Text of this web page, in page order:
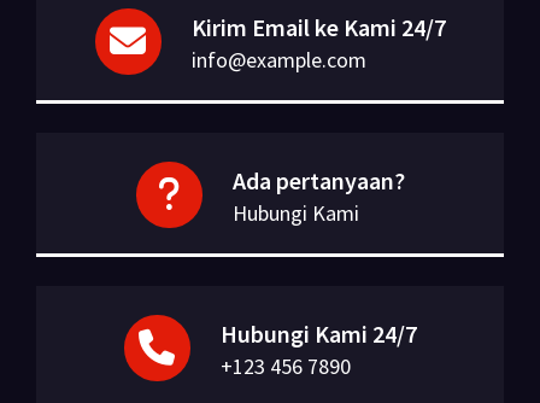
Kirim Email ke Kami 24/7
info@example.com
Ada pertanyaan?
Hubungi Kami
Hubungi Kami 24/7
+123 456 7890